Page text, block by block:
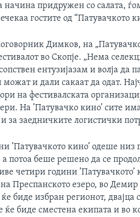
начина придружен со салата,
гостите од “Патувачкото
Димков, на
во Скопје. „Нема
ентузијазам и волја да
можат и дали сакаат да одат.
на фестивалската
На ’Патувачко кино’ сите
и за заедничките логистички
’Патувачкото кино’ одеше низ
потоа беше решено да се
четири години
на Преспанското езеро, во
биде избран регионот, двајца
ќе биде сместена екипата и во